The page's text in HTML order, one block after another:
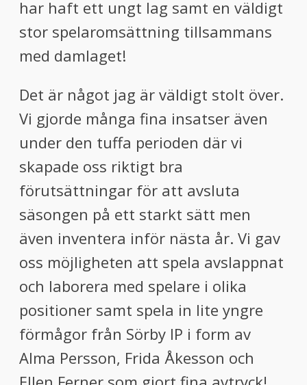
har haft ett ungt lag samt en väldigt
stor spelaromsättning tillsammans
med damlaget!
Det är något jag är väldigt stolt över.
Vi gjorde många fina insatser även
under den tuffa perioden där vi
skapade oss riktigt bra
förutsättningar för att avsluta
säsongen på ett starkt sätt men
även inventera inför nästa år. Vi gav
oss möjligheten att spela avslappnat
och laborera med spelare i olika
positioner samt spela in lite yngre
förmågor från Sörby IP i form av
Alma Persson, Frida Åkesson och